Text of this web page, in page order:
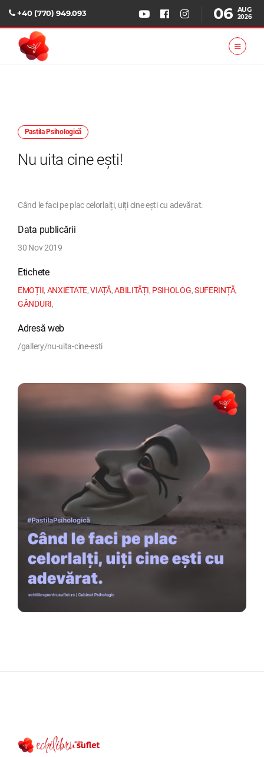
+40 (770) 949.093 06 AUG
2026
Pastila Psihologică
Nu uita cine ești!
Când le faci pe plac celorlalți, uiți cine ești cu adevărat.
Data publicării
30 Nov 2019
Etichete
EMOȚII, ANXIETATE,VIAȚĂ,ABILITĂȚI, PSIHOLOG,SUFERINȚĂ,
GÂNDURI,
Adresă web
/gallery/nu-uita-cine-esti